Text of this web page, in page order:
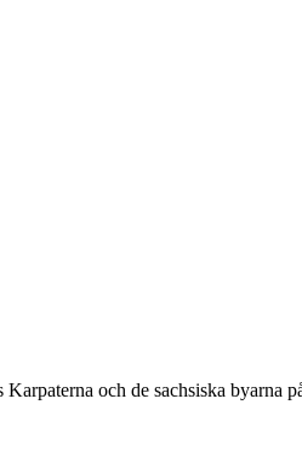
och de sachsiska byarna